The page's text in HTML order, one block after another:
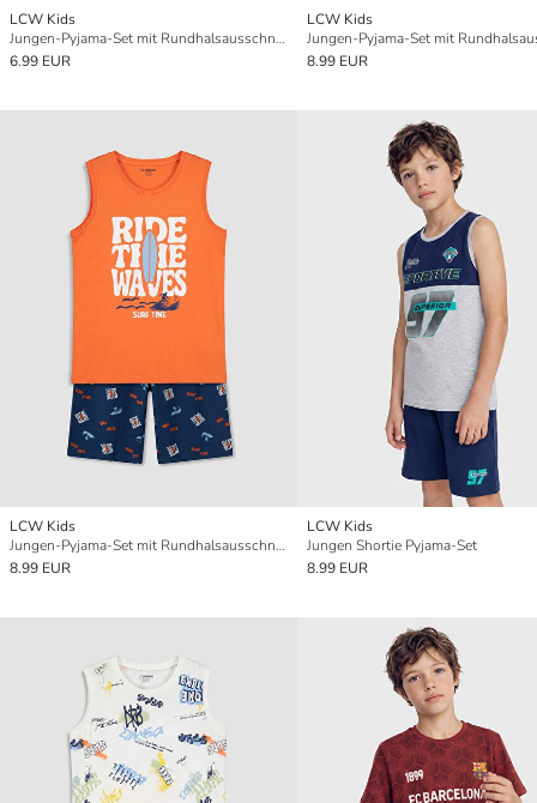
LCW Kids
Jungen-Pyjama-Set mit Rundhalsausschnitt und Shorts
6.99 EUR
LCW Kids
8.99 EUR
LCW Kids
Jungen-Pyjama-Set mit Rundhalsausschnitt, kurz
8.99 EUR
LCW Kids
Jungen Shortie Pyjama-Set
8.99 EUR